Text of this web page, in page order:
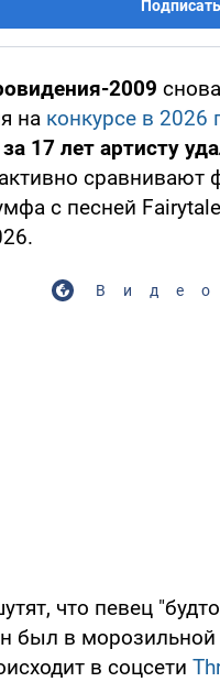
2009
на конкурсе в 2026
за 17 лет артисту
сравнивают
с песней
что певец
был в морозильной
в соцсети